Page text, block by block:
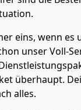
eins, wenn es
unser Voll-
überhaupt.
alles.